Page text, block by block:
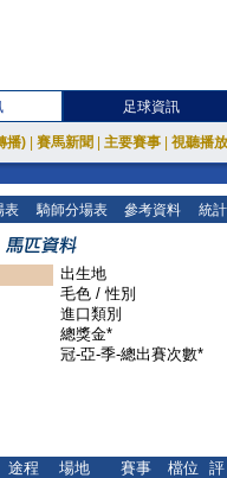
足球資訊
播) 賽馬新聞 主要賽事 視聽播
表 騎師分場表 參考資料 統
出生地
毛色 / 性別
進口類別
總獎金*
冠-亞-季-總出賽次數*
途程
場地
賽事
檔位
評